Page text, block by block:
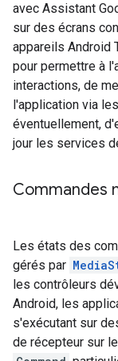
avec Assistant
sur des écrans
appareils Android
pour permettre à
interactions, de
l'application via les
éventuellement,
jour les services
Commandes
Les états des
gérés par
les contrôleurs
Android, les
s'exécutant sur
de récepteur sur